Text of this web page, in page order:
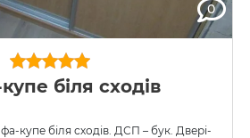
0
біля сходів
купе біля сходів. ДСП – бук. Двері-